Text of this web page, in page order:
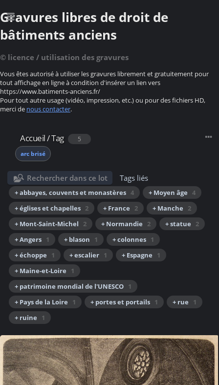
Gravures libres de droit de
bâtiments anciens
© licence / utilisation des gravures
Vous êtes autorisé à utiliser les gravures librement et gratuitement pour
tout affichage en ligne à condition d'insérer un lien vers
https://www.batiments-anciens.fr/
Pour tout autre usage (vidéo, impression, etc.) ou pour des fichiers HD,
merci de nous contacter.
Accueil/Tag
5
arc brisé
Rechercher dans ce lot Tags liés
+ abbayes, couvents et monastères 4 + Moyen âge 4
+ églises et chapelles 2 + France 2 + Manche
2
+ Mont-Saint-Michel
2 + Normandie 2 + statue
2
+ Angers 1 + blason 1 + colonnes 1
+ échoppe
1 + escalier 1 + Espagne
1
+ Maine-et-Loire
1
+ patrimoine mondial de l'UNESCO 1
+ Pays de la Loire
1 + portes et portails 1 + rue
1
+ ruine
1